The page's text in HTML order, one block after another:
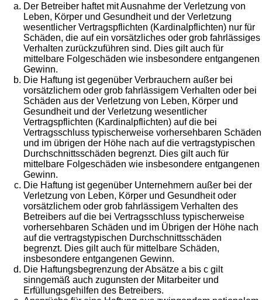
Der Betreiber haftet mit Ausnahme der Verletzung von
Leben, Körper und Gesundheit und der Verletzung
wesentlicher Vertragspflichten (Kardinalpflichten) nur für
Schäden, die auf ein vorsätzliches oder grob fahrlässiges
Verhalten zurückzuführen sind. Dies gilt auch für
mittelbare Folgeschäden wie insbesondere entgangenen
Gewinn.
Die Haftung ist gegenüber Verbrauchern außer bei
vorsätzlichem oder grob fahrlässigem Verhalten oder bei
Schäden aus der Verletzung von Leben, Körper und
Gesundheit und der Verletzung wesentlicher
Vertragspflichten (Kardinalpflichten) auf die bei
Vertragsschluss typischerweise vorhersehbaren Schäden
und im übrigen der Höhe nach auf die vertragstypischen
Durchschnittsschäden begrenzt. Dies gilt auch für
mittelbare Folgeschäden wie insbesondere entgangenen
Gewinn.
Die Haftung ist gegenüber Unternehmern außer bei der
Verletzung von Leben, Körper und Gesundheit oder
vorsätzlichem oder grob fahrlässigem Verhalten des
Betreibers auf die bei Vertragsschluss typischerweise
vorhersehbaren Schäden und im Übrigen der Höhe nach
auf die vertragstypischen Durchschnittsschäden
begrenzt. Dies gilt auch für mittelbare Schäden,
insbesondere entgangenen Gewinn.
Die Haftungsbegrenzung der Absätze a bis c gilt
sinngemäß auch zugunsten der Mitarbeiter und
Erfüllungsgehilfen des Betreibers.